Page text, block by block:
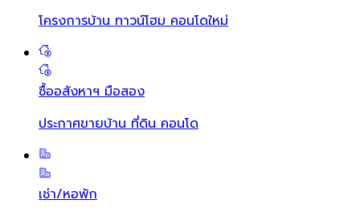
โครงการบ้าน ทาวน์โฮม คอนโดใหม่
ซื้ออสังหาฯ มือสอง
ประกาศขายบ้าน ที่ดิน คอนโด
เช่า/หอพัก